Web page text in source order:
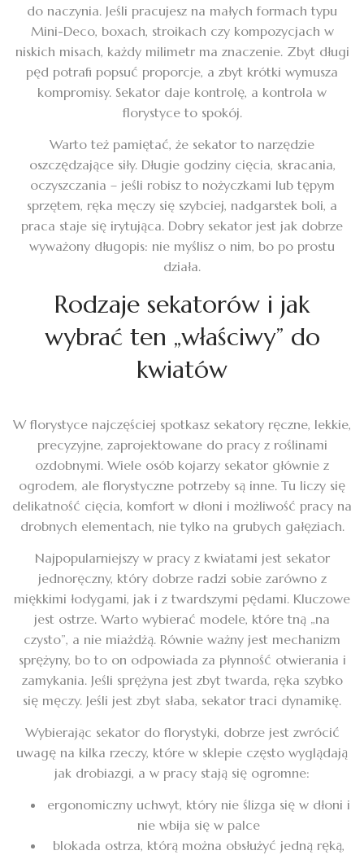
do naczynia. Jeśli pracujesz na małych formach typu
Mini-Deco, boxach, stroikach czy kompozycjach w
niskich misach, każdy milimetr ma znaczenie. Zbyt długi
pęd potrafi popsuć proporcje, a zbyt krótki wymusza
kompromisy. Sekator daje kontrolę, a kontrola w
florystyce to spokój.
Warto też pamiętać, że sekator to narzędzie
oszczędzające siły. Długie godziny cięcia, skracania,
oczyszczania – jeśli robisz to nożyczkami lub tępym
sprzętem, ręka męczy się szybciej, nadgarstek boli, a
praca staje się irytująca. Dobry sekator jest jak dobrze
wyważony długopis: nie myślisz o nim, bo po prostu
działa.
Rodzaje sekatorów i jak
wybrać ten „właściwy” do
kwiatów
W florystyce najczęściej spotkasz sekatory ręczne, lekkie,
precyzyjne, zaprojektowane do pracy z roślinami
ozdobnymi. Wiele osób kojarzy sekator głównie z
ogrodem, ale florystyczne potrzeby są inne. Tu liczy się
delikatność cięcia, komfort w dłoni i możliwość pracy na
drobnych elementach, nie tylko na grubych gałęziach.
Najpopularniejszy w pracy z kwiatami jest sekator
jednoręczny, który dobrze radzi sobie zarówno z
miękkimi łodygami, jak i z twardszymi pędami. Kluczowe
jest ostrze. Warto wybierać modele, które tną „na
czysto”, a nie miażdżą. Równie ważny jest mechanizm
sprężyny, bo to on odpowiada za płynność otwierania i
zamykania. Jeśli sprężyna jest zbyt twarda, ręka szybko
się męczy. Jeśli jest zbyt słaba, sekator traci dynamikę.
Wybierając sekator do florystyki, dobrze jest zwrócić
uwagę na kilka rzeczy, które w sklepie często wyglądają
jak drobiazgi, a w pracy stają się ogromne:
ergonomiczny uchwyt, który nie ślizga się w dłoni i
nie wbija się w palce
blokada ostrza, którą można obsłużyć jedną ręką,